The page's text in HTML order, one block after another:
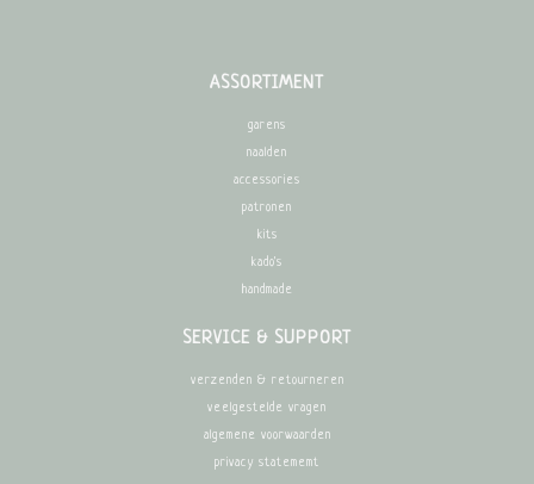
ASSORTIMENT
garens
naalden
accessories
patronen
kits
kado's
handmade
SERVICE & SUPPORT
verzenden & retourneren
veelgestelde vragen
algemene voorwaarden
privacy statememt